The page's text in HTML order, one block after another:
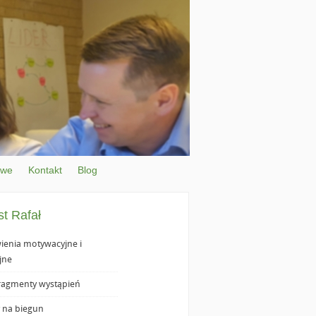
Kontakt Blog
Rafał
motywacyjne i
wystąpień
na biegun